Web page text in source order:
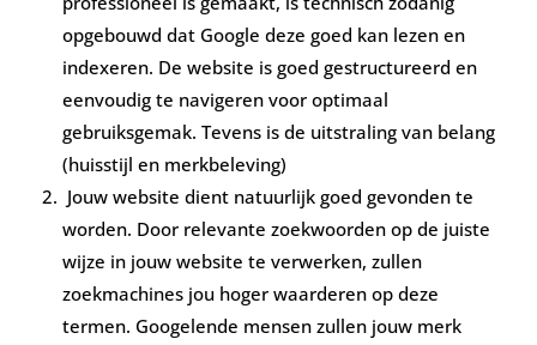
opgebouwd dat Google deze goed kan lezen en
indexeren. De website is goed gestructureerd en
eenvoudig te navigeren voor optimaal
gebruiksgemak. Tevens is de uitstraling van belang
(huisstijl en merkbeleving)
Jouw website dient natuurlijk goed gevonden te
worden. Door relevante zoekwoorden op de juiste
wijze in jouw website te verwerken, zullen
zoekmachines jou hoger waarderen op deze
termen. Googelende mensen zullen jouw merk